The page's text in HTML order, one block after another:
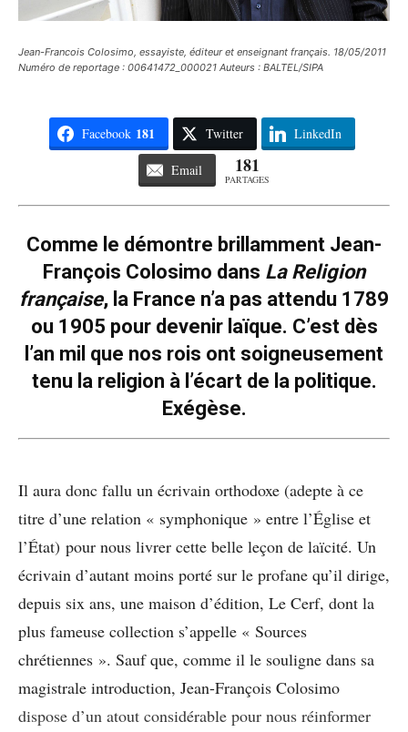
Jean-Francois Colosimo, essayiste, éditeur et enseignant français. 18/05/2011
Numéro de reportage : 00641472_000021 Auteurs : BALTEL/SIPA
Facebook 181 Twitter LinkedIn
Email 181
PARTAGES
Comme le démontre brillamment Jean-
François Colosimo dans La Religion
française, la France n’a pas attendu 1789
ou 1905 pour devenir laïque. C’est dès
l’an mil que nos rois ont soigneusement
tenu la religion à l’écart de la politique.
Exégèse.
Il aura donc fallu un écrivain orthodoxe (adepte à ce
titre d’une relation « symphonique » entre l’Église et
l’État) pour nous livrer cette belle leçon de laïcité. Un
écrivain d’autant moins porté sur le profane qu’il dirige,
depuis six ans, une maison d’édition, Le Cerf, dont la
plus fameuse collection s’appelle « Sources
chrétiennes ». Sauf que, comme il le souligne dans sa
magistrale introduction, Jean-François Colosimo
dispose d’un atout considérable pour nous réinformer